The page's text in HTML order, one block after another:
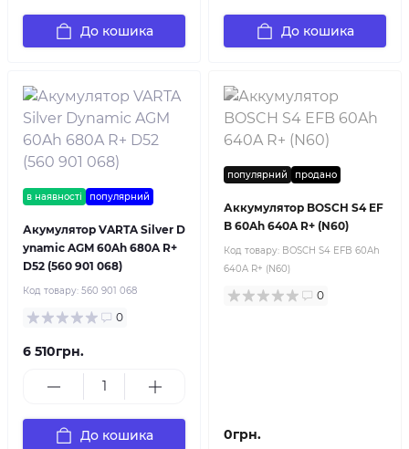
До кошика До кошика
в наявності популярний
Акумулятор VARTA Silver D
ynamic AGM 60Ah 680A R+
D52 (560 901 068)
Код товару: 560 901 068
0
6 510грн.
До кошика
популярний продано
Аккумулятор BOSCH S4 EF
B 60Ah 640A R+ (N60)
Код товару: BOSCH S4 EFB 60Ah
640A R+ (N60)
0
0грн.